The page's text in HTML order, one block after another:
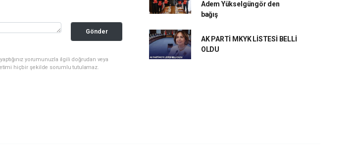
Gönder
yorumunuzla ilgili doğrudan veya
hiçbir şekilde sorumlu tutulamaz.
Adem Yükselgüngör den
bağış
AK PARTİ MKYK LİSTESİ BELLİ
OLDU